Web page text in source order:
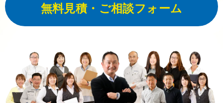
無料見積・ご相談フォーム